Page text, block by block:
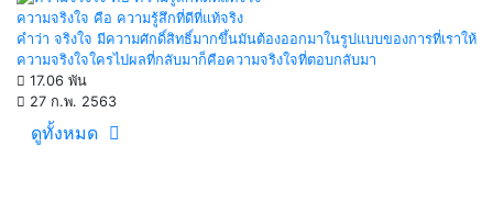
ความจริงใจ คือ ความรู้สึกที่ดีที่แท้จริง
คำว่า จริงใจ มีความศักดิ์สิทธิ์มากขึ้นมันต้องออกมาในรูปแบบของการที่เราให้
ความจริงใจใครไปผลที่กลับมาก็คือความจริงใจที่ตอบกลับมา
17.06 พัน
27 ก.พ. 2563
ดูทั้งหมด